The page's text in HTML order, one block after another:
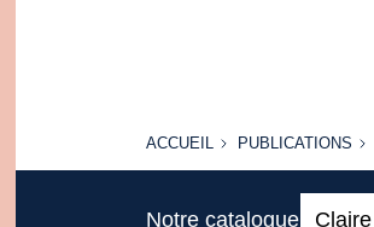
ACCUEIL
ACCUEIL PUBLICATIONS
PUBLICATIONS
Notre catalogue